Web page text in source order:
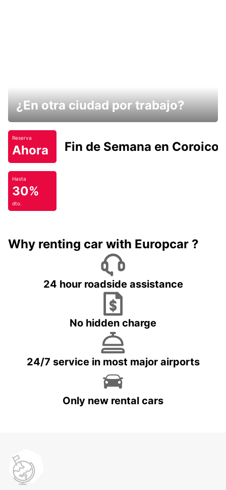
¿En otra ciudad por trabajo?
Reserva
Ahora Fin de Semana en Coroico.
Hasta
30%
dto.
Why renting car with Europcar ?
24 hour roadside assistance
No hidden charge
24/7 service in most major airports
Only new rental cars